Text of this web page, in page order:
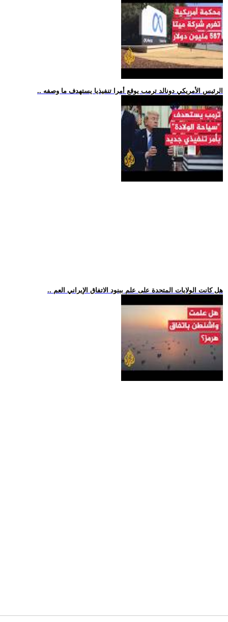
.. الرئيس الأمريكي دونالد ترمب يوقع أمرا تنفيذيا يستهدف ما وصفه
.. هل كانت الولايات المتحدة على علم ببنود الاتفاق الإيراني العم